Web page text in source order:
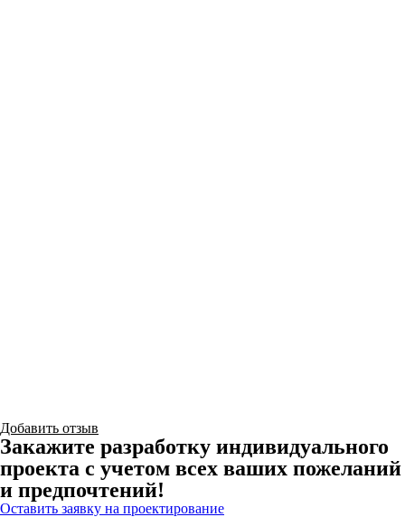
Добавить отзыв
Закажите разработку индивидуального
проекта с учетом всех ваших пожеланий
и предпочтений!
Оставить заявку на проектирование